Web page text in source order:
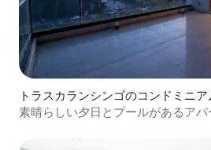
トラスカランシンゴのコンドミニア
素晴らしい夕日とプールがあるアパ